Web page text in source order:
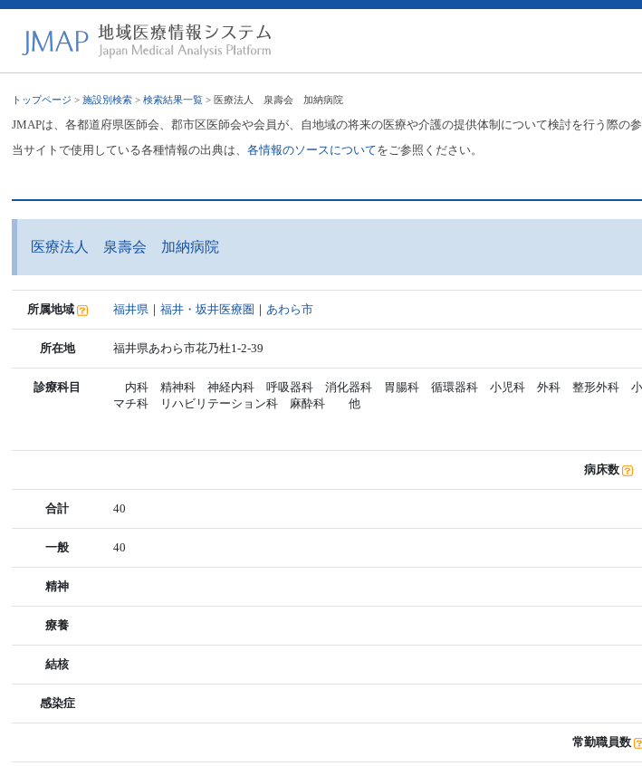
トップページ >施設別検索 >検索結果一覧 > 医療法人 泉壽会 加納病院
JMAPは、各都道府県医師会、郡市区医師会や会員が、自地域の将来の医療や介護の提供体制について検討を行う際の
当サイトで使用している各種情報の出典は、各情報のソースについてをご参照ください。
医療法人 泉壽会 加納病院
所属地域 福井県 ｜福井・坂井医療圏 ｜あわら市
所在地 福井県あわら市花乃杜1-2-39
診療科目
内科 精神科 神経内科 呼吸器科 消化器科 胃腸科 循環器科 小児科 外科 整形外科
マチ科 リハビリテーション科 麻酔科 他
病床数
合計 40
一般 40
精神
療養
結核
感染症
常勤職員数